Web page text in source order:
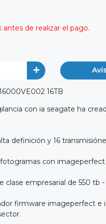
de realizar el pago.
16TB
con ia seagate ha
definición y 16
con imageperfect
clase empresarial de 550 tb
firmware imageperfect e